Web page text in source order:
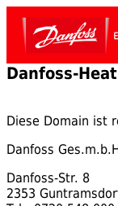
Danfoss-
Diese Domain ist
Danfoss
Danfoss-Str. 8
2353